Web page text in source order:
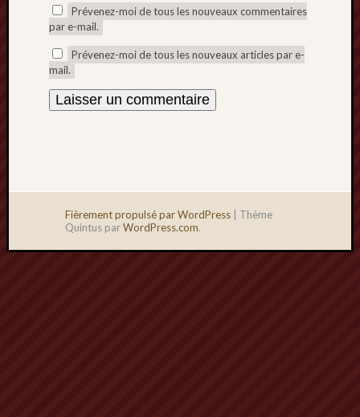
Prévenez-moi de tous les nouveaux commentaires
par e-mail.
Prévenez-moi de tous les nouveaux articles par e-
mail.
Fièrement propulsé par WordPress
Thème
Quintus parWordPress.com.